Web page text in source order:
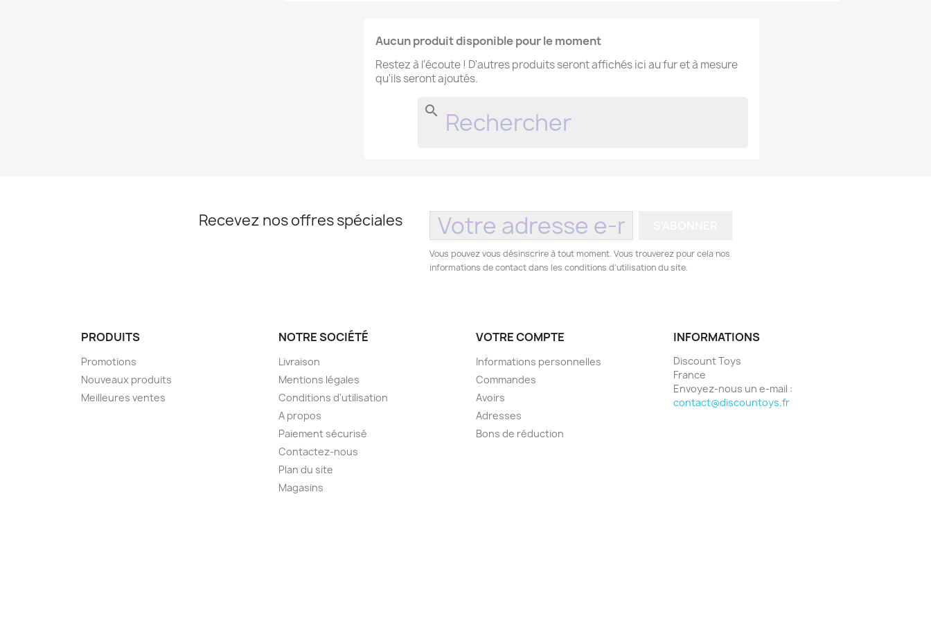
Aucun produit disponible pour le moment
Restez à l'écoute ! D'autres produits seront affichés ici au fur et à mesure
qu'ils seront ajoutés.
search
Recevez nos offres spéciales
Vous pouvez vous désinscrire à tout moment. Vous trouverez pour cela nos
informations de contact dans les conditions d'utilisation du site.
PRODUITS
Promotions
Nouveaux produits
Meilleures ventes
NOTRE SOCIÉTÉ
Livraison
Mentions légales
Conditions d'utilisation
A propos
Paiement sécurisé
Contactez-nous
Plan du site
Magasins
VOTRE COMPTE
Informations personnelles
Commandes
Avoirs
Adresses
Bons de réduction
INFORMATIONS
Discount Toys
France
Envoyez-nous un e-mail :
contact@discountoys.fr